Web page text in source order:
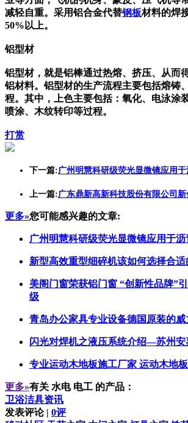
减轻自重。采用铝合金代替钢板材料的焊
50%以上。
铝型材
铝型材，就是铝棒通过热熔、挤压、从而
铝材料。铝型材的生产流程主要包括熔铸
程。其中，上色主要包括：氧化、电泳涂
喷涂、木纹转印等过程。
打赏
下一篇:广州明慧科研级荧光显微镜应用于
上一篇:广东鼎新高新科技股份有限公司
更多»您可能感兴趣的文章:
广州明慧科研级荧光显微镜应用于沥
新型高效重型细碎机该如何选择合
美阁门窗荣获铝门窗 “创新性品牌”
级
青岛办公家具专业设备德国原装的
闪光对焊机之液压系统介绍—苏州安
专业运动木地板施工厂家 运动木地
更多»有关 水电 电工 的产品：
卫浴洁具资讯
发表评论 | 0评